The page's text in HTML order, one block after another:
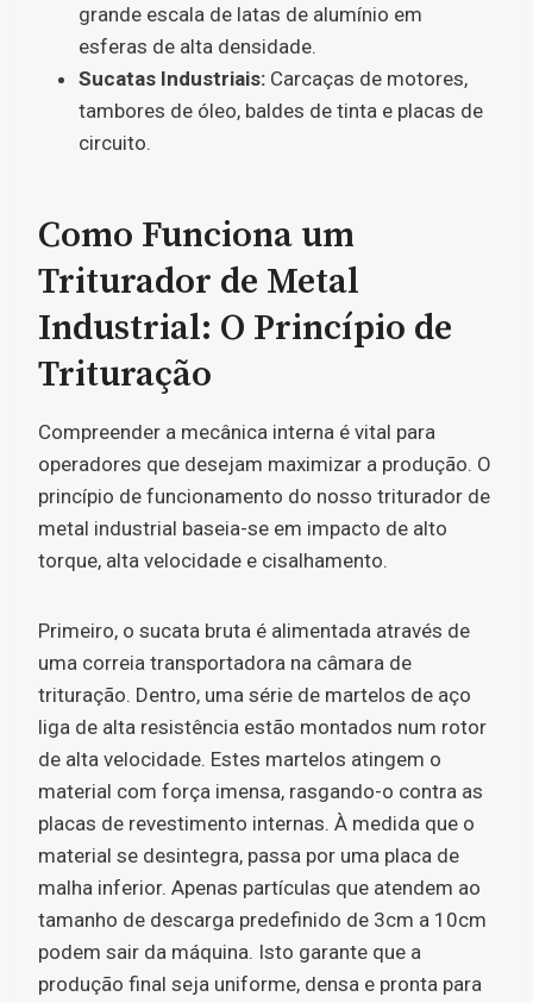
grande escala de latas de alumínio em
esferas de alta densidade.
Sucatas Industriais: Carcaças de motores,
tambores de óleo, baldes de tinta e placas de
circuito.
Como Funciona um
Triturador de Metal
Industrial: O Princípio de
Trituração
Compreender a mecânica interna é vital para
operadores que desejam maximizar a produção. O
princípio de funcionamento do nosso triturador de
metal industrial baseia-se em impacto de alto
torque, alta velocidade e cisalhamento.
Primeiro, o sucata bruta é alimentada através de
uma correia transportadora na câmara de
trituração. Dentro, uma série de martelos de aço
liga de alta resistência estão montados num rotor
de alta velocidade. Estes martelos atingem o
material com força imensa, rasgando-o contra as
placas de revestimento internas. À medida que o
material se desintegra, passa por uma placa de
malha inferior. Apenas partículas que atendem ao
tamanho de descarga predefinido de 3cm a 10cm
podem sair da máquina. Isto garante que a
produção final seja uniforme, densa e pronta para